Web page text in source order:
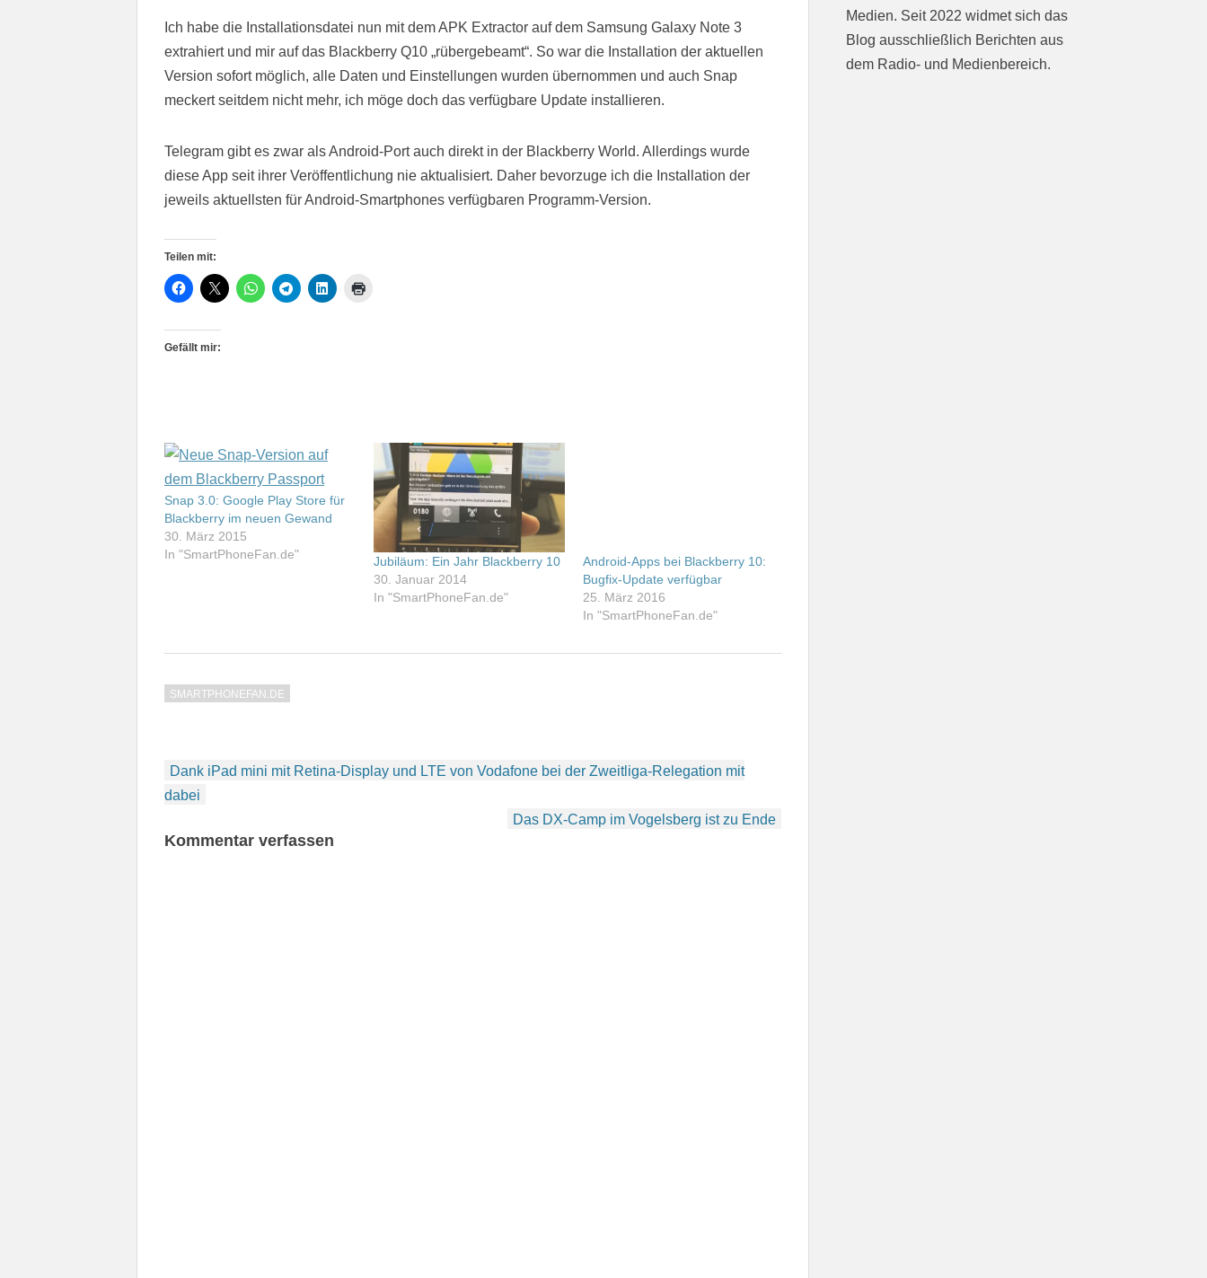
Ich habe die Installationsdatei nun mit dem APK Extractor auf dem Samsung Galaxy Note 3
extrahiert und mir auf das Blackberry Q10 „rübergebeamt“. So war die Installation der aktuellen
Version sofort möglich, alle Daten und Einstellungen wurden übernommen und auch Snap
meckert seitdem nicht mehr, ich möge doch das verfügbare Update installieren.
Telegram gibt es zwar als Android-Port auch direkt in der Blackberry World. Allerdings wurde
diese App seit ihrer Veröffentlichung nie aktualisiert. Daher bevorzuge ich die Installation der
jeweils aktuellsten für Android-Smartphones verfügbaren Programm-Version.
Teilen mit:
Gefällt mir:
Snap 3.0: Google Play Store für
Blackberry im neuen Gewand
30. März 2015
In "SmartPhoneFan.de"
Jubiläum: Ein Jahr Blackberry 10
30. Januar 2014
In "SmartPhoneFan.de"
Android-Apps bei Blackberry 10:
Bugfix-Update verfügbar
25. März 2016
In "SmartPhoneFan.de"
SMARTPHONEFAN.DE
Beitragsnavigation
Dank iPad mini mit Retina-Display und LTE von Vodafone bei der Zweitliga-Relegation mit
dabei
Das DX-Camp im Vogelsberg ist zu Ende
Kommentar verfassen
Medien. Seit 2022 widmet sich das
Blog ausschließlich Berichten aus
dem Radio- und Medienbereich.